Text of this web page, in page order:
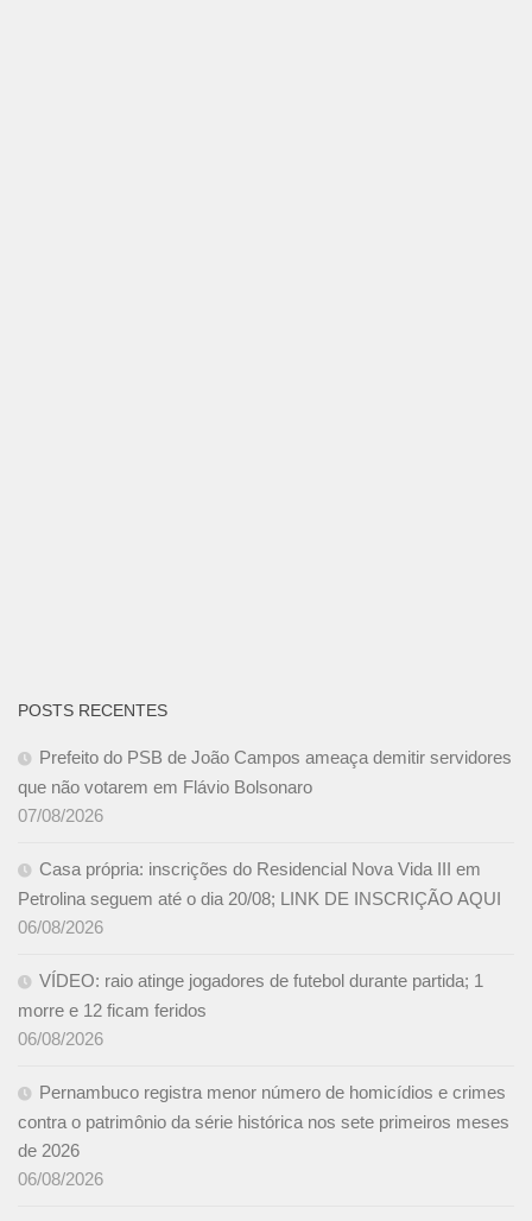
POSTS RECENTES
Prefeito do PSB de João Campos ameaça demitir servidores
que não votarem em Flávio Bolsonaro
07/08/2026
Casa própria: inscrições do Residencial Nova Vida III em
Petrolina seguem até o dia 20/08; LINK DE INSCRIÇÃO AQUI
06/08/2026
VÍDEO: raio atinge jogadores de futebol durante partida; 1
morre e 12 ficam feridos
06/08/2026
Pernambuco registra menor número de homicídios e crimes
contra o patrimônio da série histórica nos sete primeiros meses
de 2026
06/08/2026